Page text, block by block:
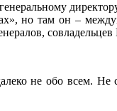
но там он –
не обо всем. Не